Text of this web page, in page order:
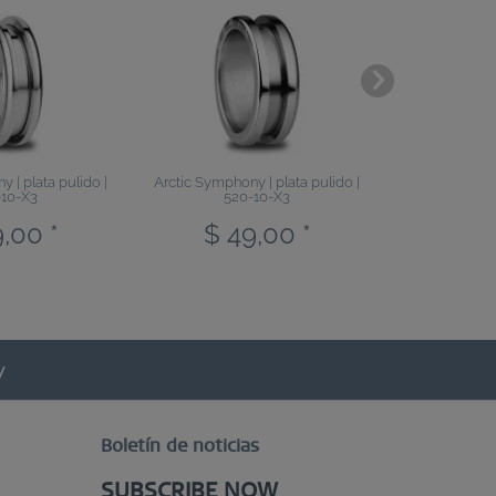
| plata pulido |
X3
*
Arctic Symphony | plata pulido |
520-10-X3
$ 49,00 *
Boletín de noticias